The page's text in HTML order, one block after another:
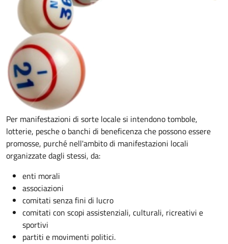
Per manifestazioni di sorte locale si intendono tombole,
lotterie, pesche o banchi di beneficenza che possono essere
promosse, purché nell'ambito di manifestazioni locali
organizzate dagli stessi, da:
enti morali
associazioni
comitati senza fini di lucro
comitati con scopi assistenziali, culturali, ricreativi e
sportivi
partiti e movimenti politici.